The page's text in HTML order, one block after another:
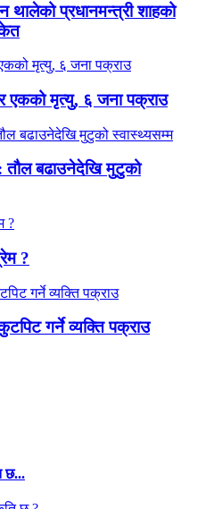
थालेको प्रधानमन्त्री शाहको
एकको मृत्यु, ६ जना पक्राउ
तौल बढाउनेदेखि मुटुको
?
गर्ने व्यक्ति पक्राउ
छ...